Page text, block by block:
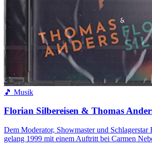
🎵 Musik
Florian Silbereisen & Thomas
Dem Moderator, Showmaster und Schlagerstar
gelang 1999 mit einem Auftritt bei Carmen